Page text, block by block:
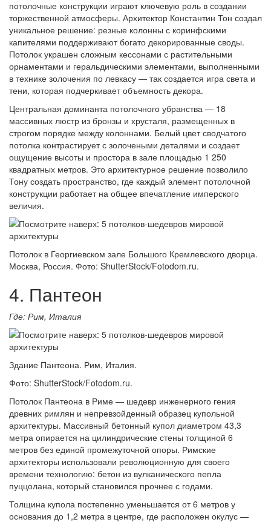
потолочные конструкции играют ключевую роль в создании
торжественной атмосферы. Архитектор Константин Тон создал
уникальное решение: резные колонны с коринфскими
капителями поддерживают богато декорированные своды.
Потолок украшен сложным кессонами с растительными
орнаментами и геральдическими элементами, выполненными
в технике золочения по левкасу — так создается игра света и
тени, которая подчеркивает объемность декора.
Центральная доминанта потолочного убранства — 18
массивных люстр из бронзы и хрусталя, размещенных в
строгом порядке между колоннами. Белый цвет сводчатого
потолка контрастирует с золочеными деталями и создает
ощущение высоты и простора в зале площадью 1 250
квадратных метров. Это архитектурное решение позволило
Тону создать пространство, где каждый элемент потолочной
конструкции работает на общее впечатление имперского
величия.
Потолок в Георгиевском зале Большого Кремлевского дворца.
Москва, Россия. Фото: ShutterStock/Fotodom.ru.
4. Пантеон
Где: Рим, Италия
Здание Пантеона. Рим, Италия.
Фото: ShutterStock/Fotodom.ru.
Потолок Пантеона в Риме — шедевр инженерного гения
древних римлян и непревзойденный образец купольной
архитектуры. Массивный бетонный купол диаметром 43,3
метра опирается на цилиндрические стены толщиной 6
метров без единой промежуточной опоры. Римские
архитекторы использовали революционную для своего
времени технологию: бетон из вулканического пепла
пуццолана, который становился прочнее с годами.
Толщина купола постепенно уменьшается от 6 метров у
основания до 1,2 метра в центре, где расположен окулус —